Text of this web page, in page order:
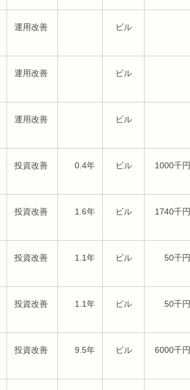
運用改善 ビル
運用改善 ビル
運用改善 ビル
投資改善 0.4年 ビル 1000千円
投資改善 1.6年 ビル 1740千円
投資改善 1.1年 ビル 50千円
投資改善 1.1年 ビル 50千円
投資改善 9.5年 ビル 6000千円